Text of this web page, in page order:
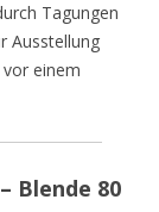
Tagungen
Ausstellung
einem
Blende 80